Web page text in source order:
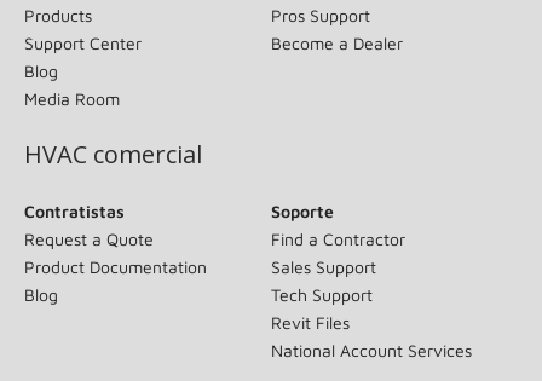
Products
Support Center
Blog
Media Room
Pros Support
Become a Dealer
HVAC comercial
Contratistas
Request a Quote
Product Documentation
Blog
Soporte
Find a Contractor
Sales Support
Tech Support
Revit Files
National Account Services